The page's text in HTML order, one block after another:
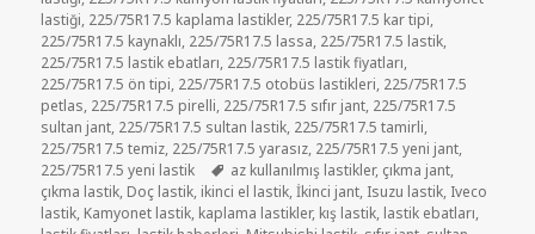
lastiği, 225/75R17.5 kaplama lastikler, 225/75R17.5 kar tipi,
225/75R17.5 kaynaklı, 225/75R17.5 lassa, 225/75R17.5 lastik,
225/75R17.5 lastik ebatları, 225/75R17.5 lastik fiyatları,
225/75R17.5 ön tipi, 225/75R17.5 otobüs lastikleri, 225/75R17.5
petlas, 225/75R17.5 pirelli, 225/75R17.5 sıfır jant, 225/75R17.5
sultan jant, 225/75R17.5 sultan lastik, 225/75R17.5 tamirli,
225/75R17.5 temiz, 225/75R17.5 yarasız, 225/75R17.5 yeni jant,
225/75R17.5 yeni lastik
Etiketler
az kullanılmış lastikler, çıkma jant,
çıkma lastik, Doç lastik, ikinci el lastik,İkinci jant, Isuzu lastik, Iveco
lastik, Kamyonet lastik, kaplama lastikler, kış lastik, lastik ebatları,